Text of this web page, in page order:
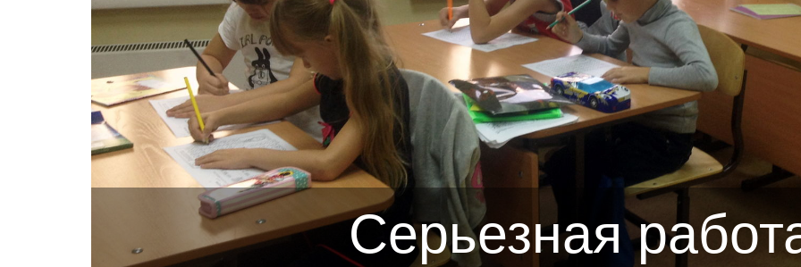
Серьезная
Составляем слова и
звуковым